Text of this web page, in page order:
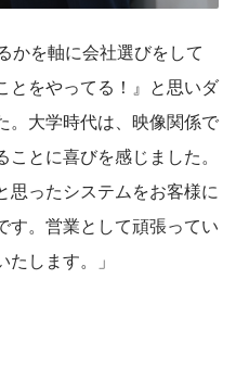
かを軸に会社選びをして
とをやってる！』と思いダ
。大学時代は、映像関係で
とに喜びを感じました。
思ったシステムをお客様に
す。営業として頑張ってい
します。」